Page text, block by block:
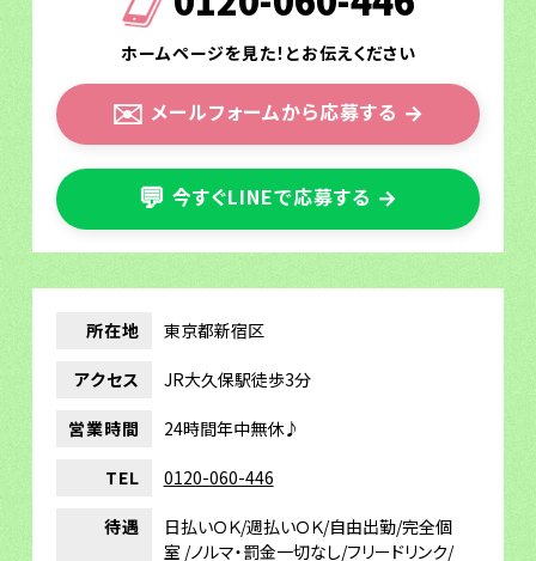
ホームページを見た！とお伝えください
✉️ メールフォームから応募する →
💬 今すぐLINEで応募する →
所在地 東京都新宿区
アクセス JR大久保駅徒歩3分
営業時間 24時間年中無休♪
TEL 0120-060-446
待遇
日払いＯＫ/週払いＯＫ/自由出勤/完全個
室 /ノルマ・罰金一切なし/フリードリンク/